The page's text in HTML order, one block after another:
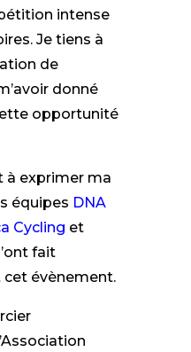
intense
Je tiens à
de
donné
opportunité
à exprimer ma
équipes DNA
Cycling et
fait
évènement.